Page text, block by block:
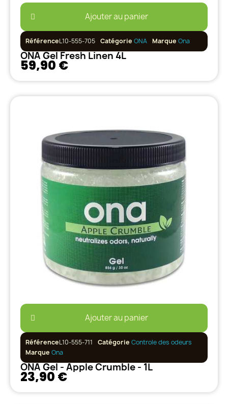
Ajouter au panier
RéférenceL10-555-705 Catégorie ONA Marque Ona
ONA Gel Fresh Linen 4L
59,90 €
Ajouter au panier
RéférenceL10-555-711 Catégorie Controle des odeurs
Marque Ona
ONA Gel - Apple Crumble - 1L
23,90 €